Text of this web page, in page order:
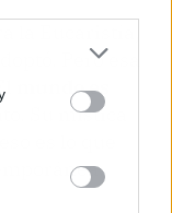
Pero esa
mundo es
Su mística
es lo que